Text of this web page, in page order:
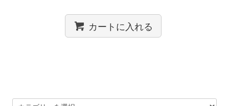
カートに入れる